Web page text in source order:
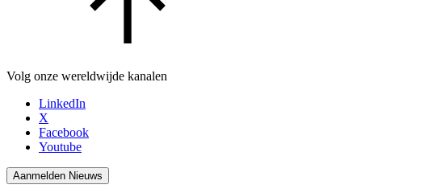
Volg onze wereldwijde kanalen
LinkedIn
X
Facebook
Youtube
Aanmelden Nieuws